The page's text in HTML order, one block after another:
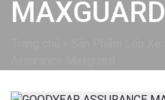
MAXGUARD